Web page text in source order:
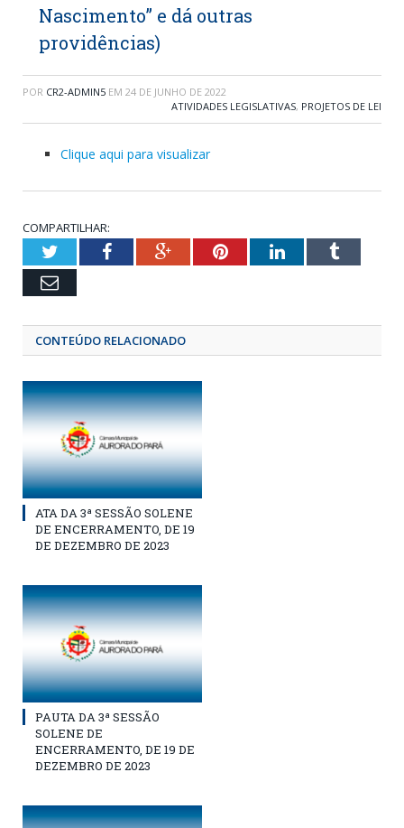
Nascimento” e dá outras
providências)
POR CR2-ADMIN5 EM 24 DE JUNHO DE 2022
ATIVIDADES LEGISLATIVAS, PROJETOS DE LEI
Clique aqui para visualizar
COMPARTILHAR:
TwitterFacebookGoogle+PinterestLinkedInTumblr
Email
CONTEÚDO RELACIONADO
ATA DA 3ª SESSÃO SOLENE
DE ENCERRAMENTO, DE 19
DE DEZEMBRO DE 2023
PAUTA DA 3ª SESSÃO
SOLENE DE
ENCERRAMENTO, DE 19 DE
DEZEMBRO DE 2023